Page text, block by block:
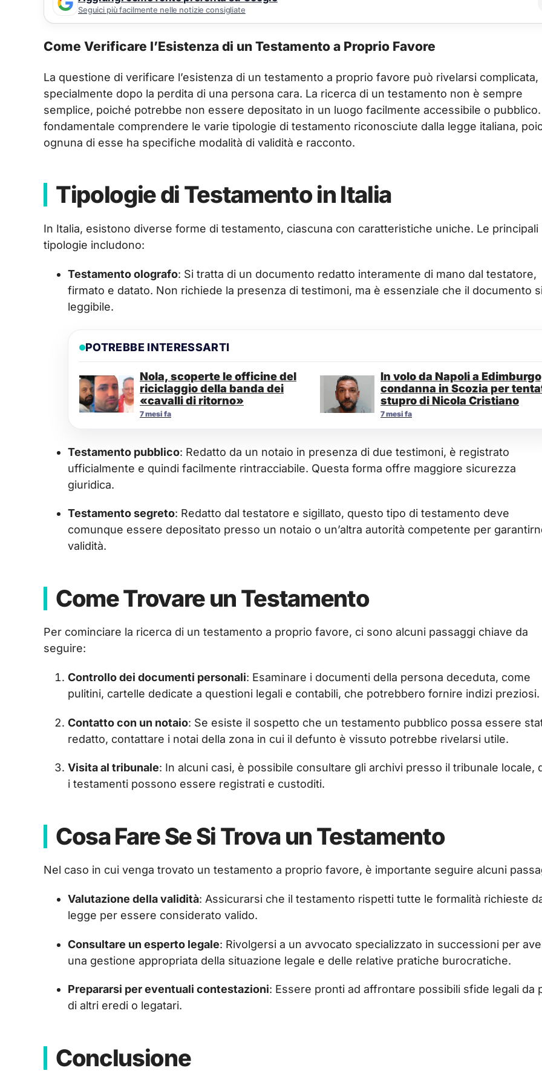
Seguici più facilmente nelle notizie consigliate
Come Verificare l’Esistenza di un Testamento a Proprio Favore
La questione di verificare l’esistenza di un testamento a proprio favore può rivelarsi complicata,
specialmente dopo la perdita di una persona cara. La ricerca di un testamento non è sempre
semplice, poiché potrebbe non essere depositato in un luogo facilmente accessibile o pubblico.
fondamentale comprendere le varie tipologie di testamento riconosciute dalla legge italiana,
ognuna di esse ha specifiche modalità di validità e racconto.
Tipologie di Testamento in Italia
In Italia, esistono diverse forme di testamento, ciascuna con caratteristiche uniche. Le principali
tipologie includono:
Testamento olografo: Si tratta di un documento redatto interamente di mano dal testatore,
firmato e datato. Non richiede la presenza di testimoni, ma è essenziale che il documento
leggibile.
POTREBBE INTERESSARTI
Nola, scoperte le officine del
riciclaggio della banda dei
«cavalli di ritorno»
7 mesi fa
In volo da Napoli a
condanna in Scozia per
stupro di Nicola Cristiano
7 mesi fa
Testamento pubblico: Redatto da un notaio in presenza di due testimoni, è registrato
ufficialmente e quindi facilmente rintracciabile. Questa forma offre maggiore sicurezza
giuridica.
Testamento segreto: Redatto dal testatore e sigillato, questo tipo di testamento deve
comunque essere depositato presso un notaio o un’altra autorità competente per
validità.
Come Trovare un Testamento
Per cominciare la ricerca di un testamento a proprio favore, ci sono alcuni passaggi chiave da
seguire:
Controllo dei documenti personali: Esaminare i documenti della persona deceduta, come
pulitini, cartelle dedicate a questioni legali e contabili, che potrebbero fornire indizi preziosi.
Contatto con un notaio: Se esiste il sospetto che un testamento pubblico possa essere
redatto, contattare i notai della zona in cui il defunto è vissuto potrebbe rivelarsi utile.
Visita al tribunale: In alcuni casi, è possibile consultare gli archivi presso il tribunale locale,
i testamenti possono essere registrati e custoditi.
Cosa Fare Se Si Trova un Testamento
Nel caso in cui venga trovato un testamento a proprio favore, è importante seguire alcuni
Valutazione della validità: Assicurarsi che il testamento rispetti tutte le formalità richieste
legge per essere considerato valido.
Consultare un esperto legale: Rivolgersi a un avvocato specializzato in successioni per
una gestione appropriata della situazione legale e delle relative pratiche burocratiche.
Prepararsi per eventuali contestazioni: Essere pronti ad affrontare possibili sfide legali da
di altri eredi o legatari.
Conclusione